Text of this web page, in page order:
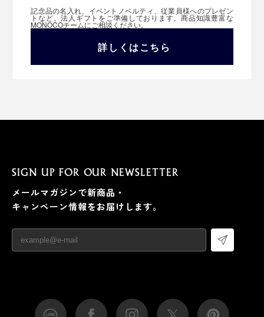
天板に季節の花を飾ったり、アロマディフューザーを置
いたり、キートレイを置いたり、思いのままディスプレ
ミニマムデザインだから、スモールオフィスの家具とし
記念品の名入れ、イベントノベルティ、従業員様へのプレゼン
トなど、法人ギフトをご準備しております。商品知識豊富な
MONOCOチームにご相談ください。
詳しくはこちら
SIGN UP FOR OUR NEWSLETTER
メールマガジンで新商品・
キャンペーン情報をお届けします。